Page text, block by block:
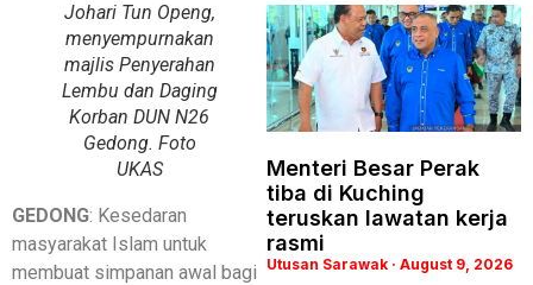
Johari Tun Openg,
menyempurnakan
majlis Penyerahan
Lembu dan Daging
Korban DUN N26
Gedong. Foto
UKAS
GEDONG: Kesedaran
masyarakat Islam untuk
membuat simpanan awal bagi
Menteri Besar Perak
tiba di Kuching
teruskan lawatan kerja
rasmi
Utusan Sarawak August 9, 2026